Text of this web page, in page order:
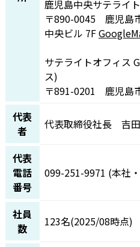
鹿児島中央サテライ
〒890-0045 鹿児島
中央ビル 7F
サテライトオフィス
ス)
〒891-0201 鹿児島
代表
者
代表取締役社長 吉
代表
電話
番号
099-251-9971 (本社
社員
数
123名(2025/08時点)